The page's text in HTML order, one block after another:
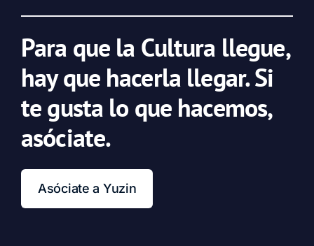
Para que la Cultura llegue,
hay que hacerla llegar. Si
te gusta lo que hacemos,
asóciate.
Asóciate a Yuzin